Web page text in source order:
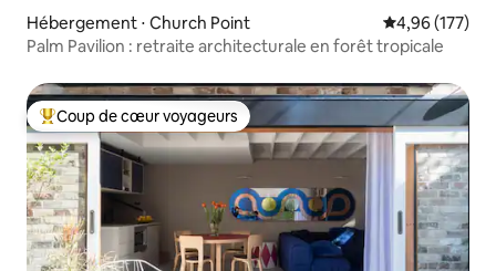
Hébergement ⋅ Church Point Évaluation
4,96 (177)
Palm Pavilion : retraite architecturale en forêt tropicale
Coups de cœur voyageurs les plus appréciés
Coup de cœur voyageurs